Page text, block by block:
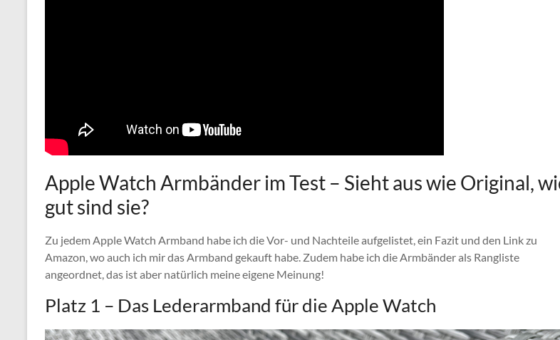
Apple Watch Armbänder im Test – Sieht aus wie Original,
gut sind sie?
Zu jedem Apple Watch Armband habe ich die Vor- und Nachteile aufgelistet, ein Fazit und den Link zu
Amazon, wo auch ich mir das Armband gekauft habe. Zudem habe ich die Armbänder als Rangliste
angeordnet, das ist aber natürlich meine eigene Meinung!
Platz 1 – Das Lederarmband für die Apple Watch